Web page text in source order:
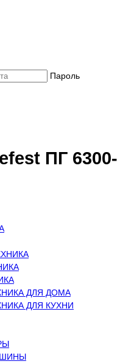
Пароль
ПГ 6300-
ДЛЯ ДОМА
ДЛЯ КУХНИ